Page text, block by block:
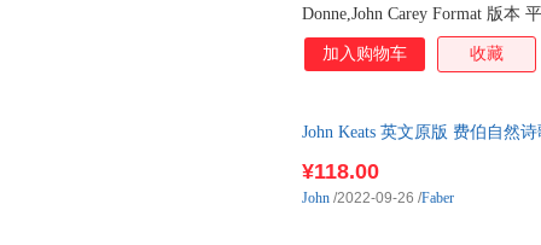
Donne,John Carey Format 版本
社 Oxford UniversityPress
Dimensions 商品尺寸 12.9 x 3
editorship ofFrank Kermode. It
letters and extracts from Donne's
thinking. John Donne (1572-
加入购物车 收藏
John Keats 英文原版 费伯自然
¥118.00
John /2022-09-26 /Faber